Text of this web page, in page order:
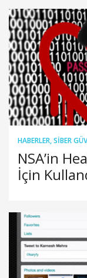
HABERLER,SIBER
NSA’in
İçin